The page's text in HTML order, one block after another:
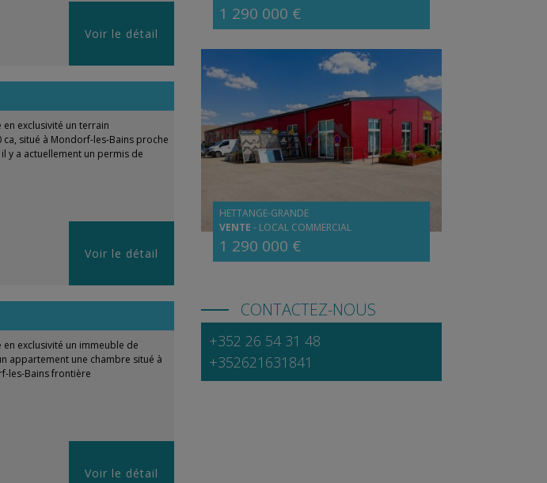
Voir le détail
exclusivité un terrain
situé à Mondorf-les-Bains proche
y a actuellement un permis de
Voir le détail
exclusivité un immeuble de
appartement une chambre situé à
les-Bains frontière
Voir le détail
1 290 000 €
HETTANGE-GRANDE
VENTE - LOCAL COMMERCIAL
1 290 000 €
CONTACTEZ-NOUS
+352 26 54 31 48
+352621631841